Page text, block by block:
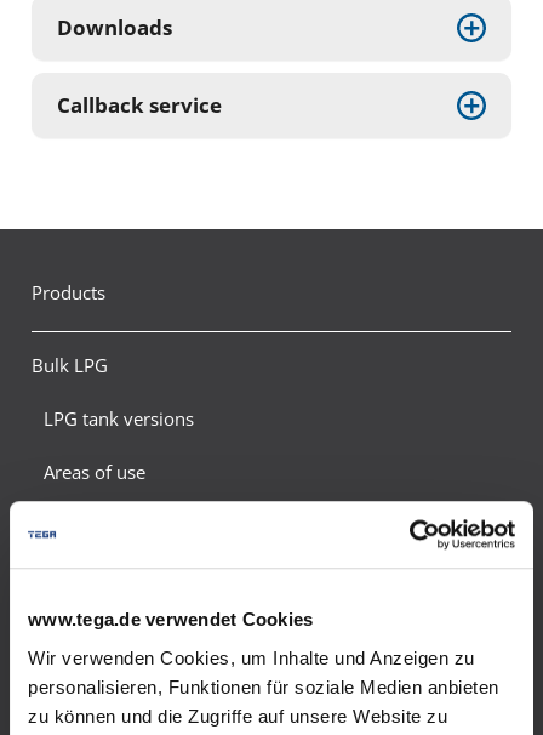
www.tega.de verwendet Cookies
Wir verwenden Cookies, um Inhalte und Anzeigen zu
personalisieren, Funktionen für soziale Medien anbieten
zu können und die Zugriffe auf unsere Website zu
Downloads
Callback service
Products
Bulk LPG
LPG tank versions
Areas of use
Emergency supply
Safety and environmental protection
Meter calculation